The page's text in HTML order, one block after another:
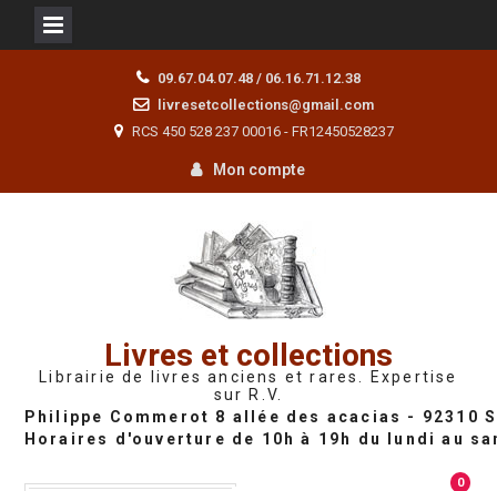
09.67.04.07.48 / 06.16.71.12.38
livresetcollections@gmail.com
RCS 450 528 237 00016 - FR12450528237
Mon compte
Livres et collections
Librairie de livres anciens et rares. Expertise
sur R.V.
0